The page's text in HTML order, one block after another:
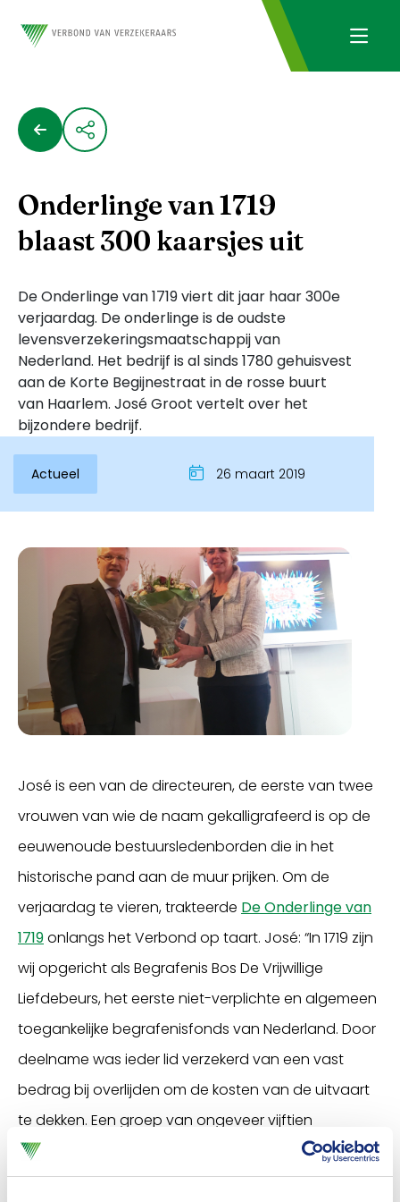
Inloggen
Onderlinge van 1719
blaast 300 kaarsjes uit
De Onderlinge van 1719 viert dit jaar haar 300e
verjaardag. De onderlinge is de oudste
levensverzekeringsmaatschappij van
Nederland. Het bedrijf is al sinds 1780 gehuisvest
aan de Korte Begijnestraat in de rosse buurt
van Haarlem. José Groot vertelt over het
bijzondere bedrijf.
Actueel 26 maart 2019
José is een van de directeuren, de eerste van twee
vrouwen van wie de naam gekalligrafeerd is op de
eeuwenoude bestuursledenborden die in het
historische pand aan de muur prijken. Om de
verjaardag te vieren, trakteerde De Onderlinge van
1719onlangs het Verbond op taart. José: “In 1719 zijn
wij opgericht als Begrafenis Bos De Vrijwillige
Liefdebeurs, het eerste niet-verplichte en algemeen
toegankelijke begrafenisfonds van Nederland. Door
deelname was ieder lid verzekerd van een vast
bedrag bij overlijden om de kosten van de uitvaart
te dekken. Een groep van ongeveer vijftien
Haarlemmers meldde zich vrijwillig om de financiën
en administratie van het fonds te beheren.